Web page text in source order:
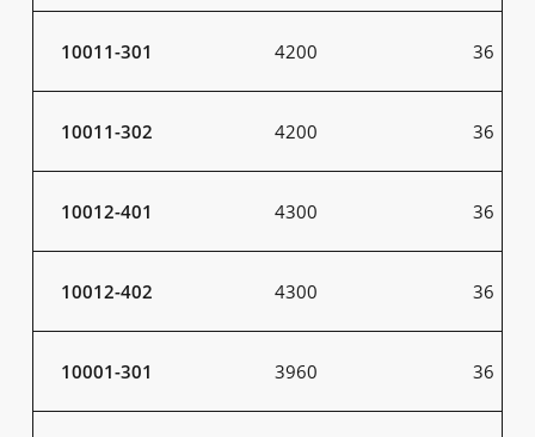
10011-301 4200 36
10011-302 4200 36
10012-401 4300 36
10012-402 4300 36
10001-301 3960 36